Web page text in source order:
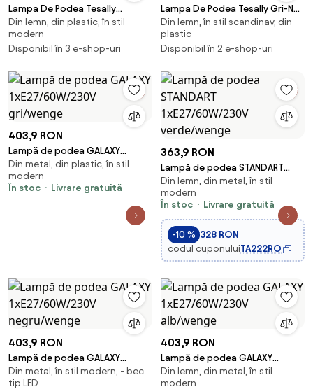
Lampa De Podea Tesally
Galben-Nuc 38x140 cm
Din lemn, din plastic, în stil
modern
Disponibil în 3 e-shop-uri
Lampa De Podea Tesally Gri-Nuc
38x140 cm
Din lemn, în stil scandinav, din
plastic
Disponibil în 2 e-shop-uri
403,9 RON
Lampă de podea GALAXY
1xE27/60W/230V gri/wenge
Din metal, din plastic, în stil
modern
În stoc
Livrare gratuită
363,9 RON
Lampă de podea STANDART
1xE27/60W/230V verde/wenge
Din lemn, din metal, în stil
modern
În stoc
Livrare gratuită
-10 % 328 RON
codul cuponuluiTA222RO
403,9 RON
Lampă de podea GALAXY
1xE27/60W/230V negru/wenge
Din metal, în stil modern, - bec
tip LED
403,9 RON
Lampă de podea GALAXY
1xE27/60W/230V alb/wenge
Din lemn, din metal, în stil
modern